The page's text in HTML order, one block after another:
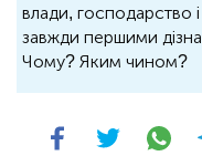
влади, господарство
завжди першими
Чому? Яким чином?